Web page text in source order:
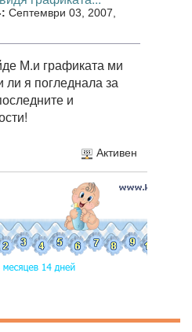
Септември 03, 2007,
М.и графиката ми
я погледнала за
и
Активен